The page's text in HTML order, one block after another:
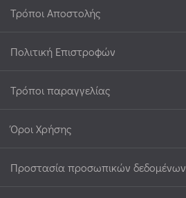
Τρόποι Αποστολής
Πολιτική Επιστροφών
Τρόποι παραγγελίας
Όροι Χρήσης
Προστασία προσωπικών δεδομένων